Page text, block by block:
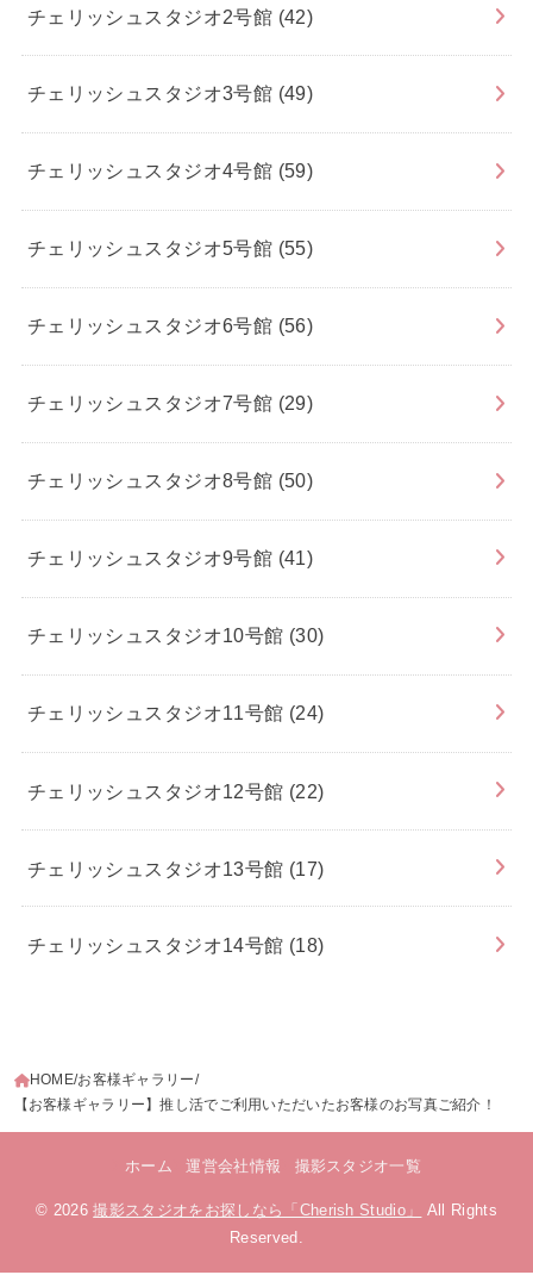
チェリッシュスタジオ2号館 (42)
チェリッシュスタジオ3号館 (49)
チェリッシュスタジオ4号館 (59)
チェリッシュスタジオ5号館 (55)
チェリッシュスタジオ6号館 (56)
チェリッシュスタジオ7号館 (29)
チェリッシュスタジオ8号館 (50)
チェリッシュスタジオ9号館 (41)
チェリッシュスタジオ10号館 (30)
チェリッシュスタジオ11号館 (24)
チェリッシュスタジオ12号館 (22)
チェリッシュスタジオ13号館 (17)
チェリッシュスタジオ14号館 (18)
HOME お客様ギャラリー
【お客様ギャラリー】推し活でご利用いただいたお客様のお写真ご紹介！
ホーム 運営会社情報 撮影スタジオ一覧
© 2026撮影スタジオをお探しなら「Cherish Studio」
All Rights
Reserved.